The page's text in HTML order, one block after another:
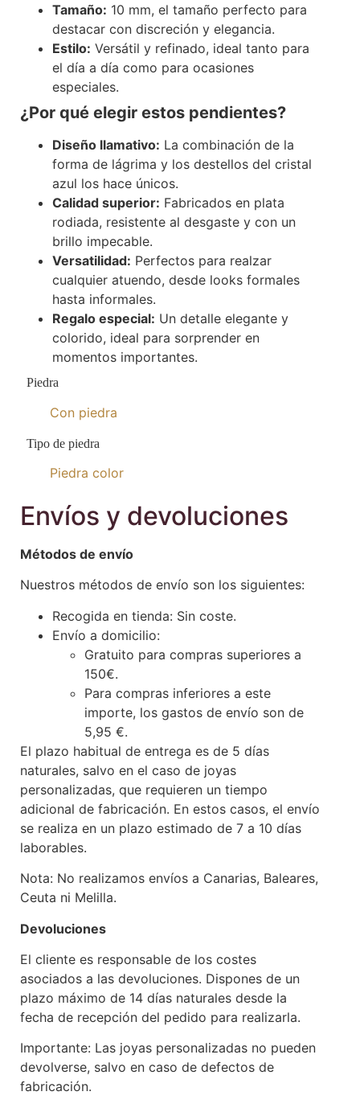
Tamaño: 10 mm, el tamaño perfecto para
destacar con discreción y elegancia.
Estilo: Versátil y refinado, ideal tanto para
el día a día como para ocasiones
especiales.
¿Por qué elegir estos pendientes?
Diseño llamativo: La combinación de la
forma de lágrima y los destellos del cristal
azul los hace únicos.
Calidad superior: Fabricados en plata
rodiada, resistente al desgaste y con un
brillo impecable.
Versatilidad: Perfectos para realzar
cualquier atuendo, desde looks formales
hasta informales.
Regalo especial: Un detalle elegante y
colorido, ideal para sorprender en
momentos importantes.
Piedra
Con piedra
Tipo de piedra
Piedra color
Envíos y devoluciones
Métodos de envío
Nuestros métodos de envío son los siguientes:
Recogida en tienda: Sin coste.
Envío a domicilio:
Gratuito para compras superiores a
150€.
Para compras inferiores a este
importe, los gastos de envío son de
5,95 €.
El plazo habitual de entrega es de 5 días
naturales, salvo en el caso de joyas
personalizadas, que requieren un tiempo
adicional de fabricación. En estos casos, el envío
se realiza en un plazo estimado de 7 a 10 días
laborables.
Nota: No realizamos envíos a Canarias, Baleares,
Ceuta ni Melilla.
Devoluciones
El cliente es responsable de los costes
asociados a las devoluciones. Dispones de un
plazo máximo de 14 días naturales desde la
fecha de recepción del pedido para realizarla.
Importante: Las joyas personalizadas no pueden
devolverse, salvo en caso de defectos de
fabricación.